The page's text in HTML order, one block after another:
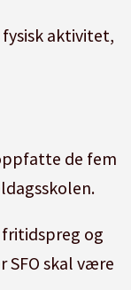
aktivitet,
de fem
og
SFO skal være